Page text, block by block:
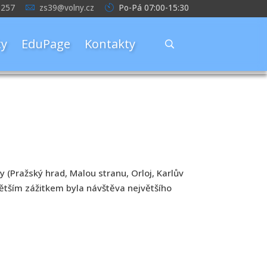
zs39@volny.cz Po-Pá 07:00-15:30
EduPage Kontakty
hrad, Malou stranu, Orloj, Karlův
zážitkem byla návštěva největšího